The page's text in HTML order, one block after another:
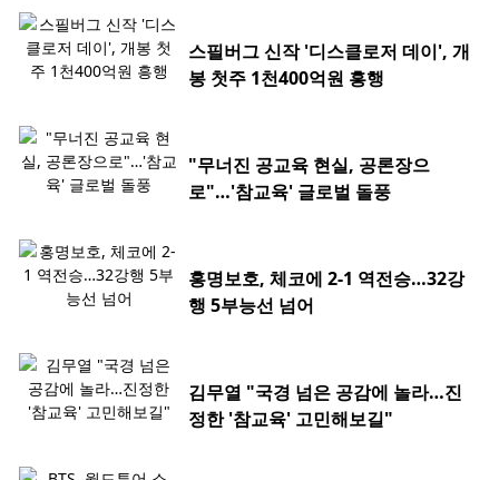
스필버그 신작 '디스클로저 데이', 개
봉 첫주 1천400억원 흥행
"무너진 공교육 현실, 공론장으
로"…'참교육' 글로벌 돌풍
홍명보호, 체코에 2-1 역전승…32강
행 5부능선 넘어
김무열 "국경 넘은 공감에 놀라…진
정한 '참교육' 고민해보길"